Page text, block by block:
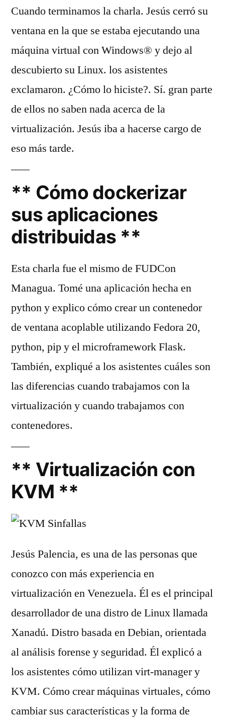
Cuando terminamos la charla. Jesús cerró su
ventana en la que se estaba ejecutando una
máquina virtual con Windows® y dejo al
descubierto su Linux. los asistentes
exclamaron. ¿Cómo lo hiciste?. Sí. gran parte
de ellos no saben nada acerca de la
virtualización. Jesús iba a hacerse cargo de
eso más tarde.
** Cómo dockerizar
sus aplicaciones
distribuidas **
Esta charla fue el mismo de FUDCon
Managua. Tomé una aplicación hecha en
python y explico cómo crear un contenedor
de ventana acoplable utilizando Fedora 20,
python, pip y el microframework Flask.
También, expliqué a los asistentes cuáles son
las diferencias cuando trabajamos con la
virtualización y cuando trabajamos con
contenedores.
** Virtualización con
KVM **
Jesús Palencia, es una de las personas que
conozco con más experiencia en
virtualización en Venezuela. Él es el principal
desarrollador de una distro de Linux llamada
Xanadú. Distro basada en Debian, orientada
al análisis forense y seguridad. Él explicó a
los asistentes cómo utilizan virt-manager y
KVM. Cómo crear máquinas virtuales, cómo
cambiar sus características y la forma de